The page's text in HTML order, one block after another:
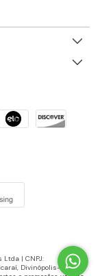
Ltda | CNPJ:
Divinópolis-MG |